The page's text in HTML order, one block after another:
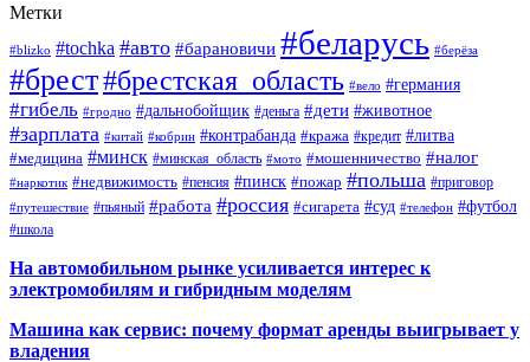
Метки
#blizko #tochka #авто #барановичи #беларусь #берёза
#брест#брестская_область #вело #германия
#гибель #гродно #дальнобойщик #деньга #дети #животное
#зарплата #китай #кобрин #контрабанда #кража #кредит #литва
#медицина #минск #минская_область #мото #мошенничество #налог
#наркотик #недвижимость #пенсия #пинск #пожар #польша #приговор
#путешествие #пьяный #работа #россия #сигарета #суд #телефон #футбол
#школа
На автомобильном рынке усиливается интерес к
электромобилям и гибридным моделям
Машина как сервис: почему формат аренды выигрывает у
владения